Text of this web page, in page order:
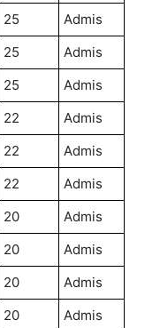
25
Admis
25
Admis
25
Admis
22
Admis
22
Admis
22
Admis
20
Admis
20
Admis
20
Admis
20
Admis